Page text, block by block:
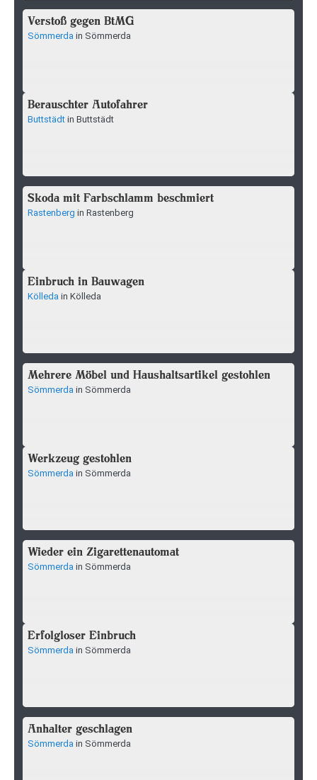
Verstoß gegen BtMG
Sömmerda in Sömmerda
Berauschter Autofahrer
Buttstädt in Buttstädt
Skoda mit Farbschlamm beschmiert
Rastenberg in Rastenberg
Einbruch in Bauwagen
Kölleda in Kölleda
Mehrere Möbel und Haushaltsartikel gestohlen
Sömmerda in Sömmerda
Werkzeug gestohlen
Sömmerda in Sömmerda
Wieder ein Zigarettenautomat
Sömmerda in Sömmerda
Erfolgloser Einbruch
Sömmerda in Sömmerda
Anhalter geschlagen
Sömmerda in Sömmerda